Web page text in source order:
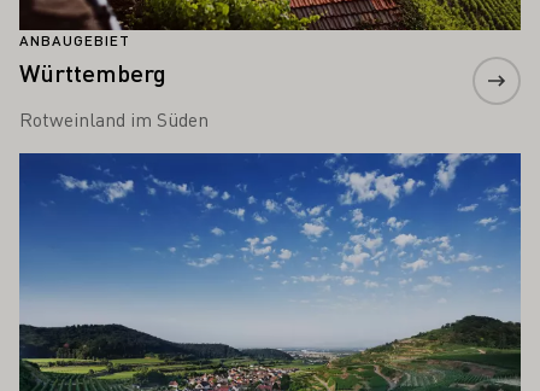
ANBAUGEBIET
Württemberg
Rotweinland im Süden
Mehr erfahren